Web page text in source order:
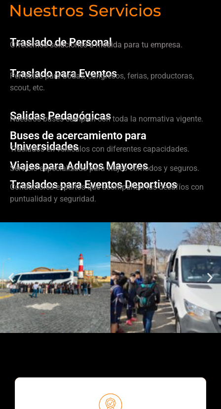
Nuestros Servicios
Traslado de Personal
Ofrecemos soluciones a medida para tu empresa.
Traslado para Eventos
Perfectos para bodas, congresos, ferias, productoras,
scout, etc.
Salidas Pedagógicas
Nuestros buses cumplen con toda la normativa vigente.
Buses de acercamiento para
Universidades
Traslados en vehículos con diferentes capacidades.
Viajes para Adultos Mayores
Servicio especializado para viajes cómodos y seguros.
Traslados para Eventos Deportivos
Conductores expertos que acompañan tus desafíos con
puntualidad y seguridad.